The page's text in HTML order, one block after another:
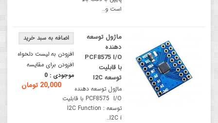
است و..
افزودن به لیست دلخواه
افزودن برای مقایسه
موجودی : 0
20,000 تومان
ماژول توسعه
دهنده
PCF8575 I/O
با قابلیت
توسعه I2C
ماژول توسعه دهنده
PCF8575 I/O با قابلیت
توسعه I2C Function :
I2C i..